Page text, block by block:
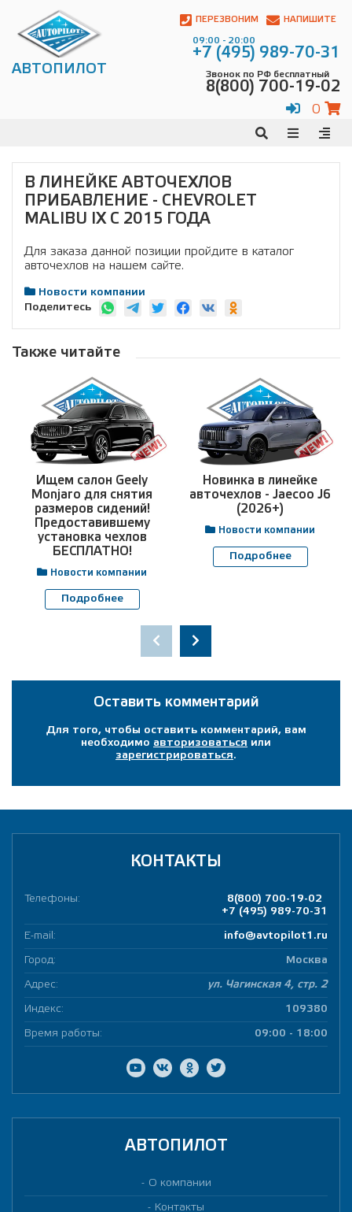
АВТОПИЛОТ
ПЕРЕЗВОНИМ НАПИШИТЕ
09:00 - 20:00
+7 (495) 989-70-31
Звонок по РФ бесплатный
8(800) 700-19-02
0
В ЛИНЕЙКЕ АВТОЧЕХЛОВ
ПРИБАВЛЕНИЕ - CHEVROLET
MALIBU IX C 2015 ГОДА
Для заказа данной позиции пройдите в каталог
авточехлов на нашем сайте.
Новости компании
Поделитесь
Также читайте
Ищем салон Geely
Monjaro для снятия
размеров сидений!
Предоставившему
установка чехлов
БЕСПЛАТНО!
Новости компании
Подробнее
Новинка в линейке
авточехлов - Jaecoo J6
(2026+)
Новости компании
Подробнее
Оставить комментарий
Для того, чтобы оставить комментарий, вам
необходимо авторизоваться или
зарегистрироваться.
КОНТАКТЫ
Телефоны:
8(800) 700-19-02
+7 (495) 989-70-31
E-mail: info@avtopilot1.ru
Город: Москва
Адрес: ул. Чагинская 4, стр. 2
Индекс: 109380
Время работы: 09:00 - 18:00
АВТОПИЛОТ
О компании
Контакты
Контакты:
Адрес:
Чагинская
700-
Телефон:+7
(495)
почта:
info@avtopilot1.ru